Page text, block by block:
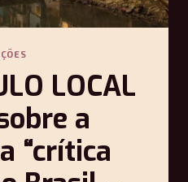
LOCAL
a
“crítica